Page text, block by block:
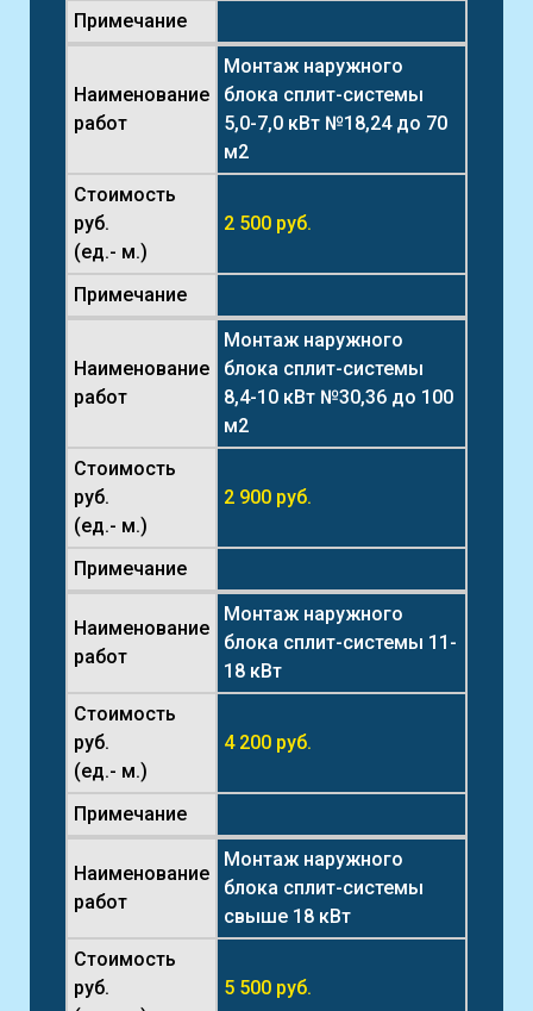
Примечание
Наименование
работ
Монтаж наружного
блока сплит-системы
5,0-7,0 кВт №18,24 до 70
м2
Стоимость
руб.
(ед.- м.)
2 500 руб.
Примечание
Наименование
работ
Монтаж наружного
блока сплит-системы
8,4-10 кВт №30,36 до 100
м2
Стоимость
руб.
(ед.- м.)
2 900 руб.
Примечание
Наименование
работ
Монтаж наружного
блока сплит-системы 11-
18 кВт
Стоимость
руб.
(ед.- м.)
4 200 руб.
Примечание
Наименование
работ
Монтаж наружного
блока сплит-системы
свыше 18 кВт
Стоимость
руб.
5 500 руб.